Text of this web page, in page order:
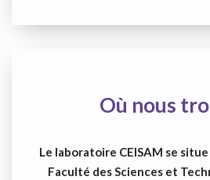
Où nous
Le laboratoire CEISAM se
Faculté des Sciences et